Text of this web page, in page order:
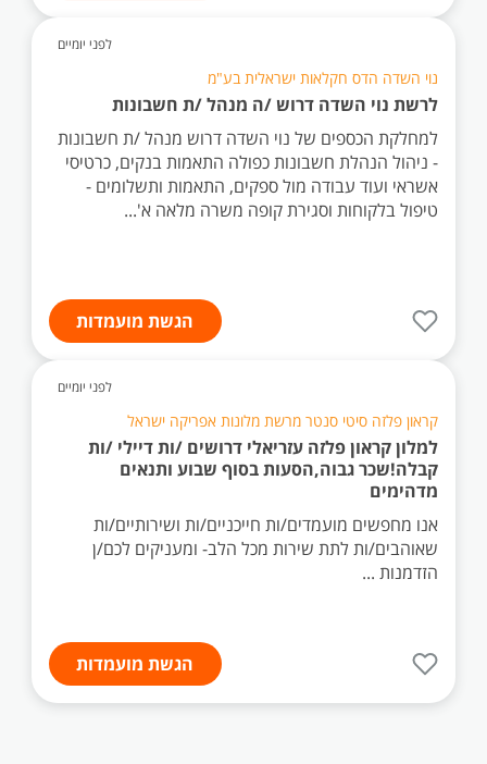
לפני יומיים
נוי השדה הדס חקלאות ישראלית בע"מ
לרשת נוי השדה דרוש /ה מנהל /ת חשבונות
למחלקת הכספים של נוי השדה דרוש מנהל /ת חשבונות
- ניהול הנהלת חשבונות כפולה התאמות בנקים, כרטיסי
אשראי ועוד עבודה מול ספקים, התאמות ותשלומים -
טיפול בלקוחות וסגירת קופה משרה מלאה א'...
הגשת מועמדות
לפני יומיים
קראון פלזה סיטי סנטר מרשת מלונות אפריקה ישראל
למלון קראון פלזה עזריאלי דרושים /ות דיילי /ות
קבלה!שכר גבוה,הסעות בסוף שבוע ותנאים
מדהימים
אנו מחפשים מועמדים/ות חייכניים/ות ושירותיים/ות
שאוהבים/ות לתת שירות מכל הלב- ומעניקים לכם/ן
הזדמנות ...
הגשת מועמדות